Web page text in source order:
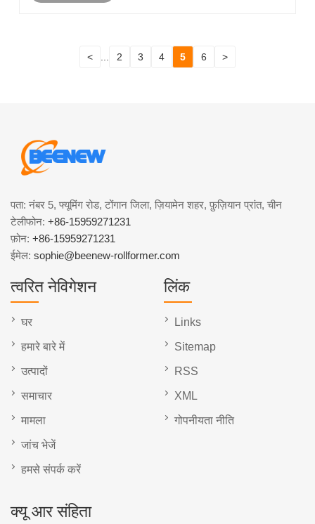
< ... 2 3 4 5 6 >
पता: नंबर 5, फ्यूमिंग रोड, टोंगान जिला, ज़ियामेन शहर, फ़ुज़ियान प्रांत, चीन
टेलीफोन: +86-15959271231
फ़ोन: +86-15959271231
ईमेल: sophie@beenew-rollformer.com
त्वरित नेविगेशन
घर
हमारे बारे में
उत्पादों
समाचार
मामला
जांच भेजें
हमसे संपर्क करें
लिंक
Links
Sitemap
RSS
XML
गोपनीयता नीति
क्यू आर संहिता